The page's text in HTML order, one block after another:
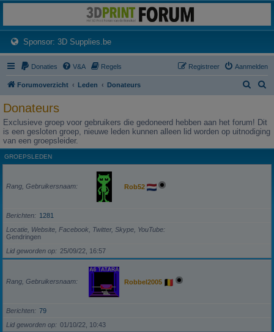
Het 3D print forum van de Benelux na de sluiting van 3dprintforum.nl
Sponsor: 3D Supplies.be(Opens a new tab)
Donaties V&A Regels Aanmelden
Registreer
Forumoverzicht Leden Donateurs
k
Donateurs
Exclusieve groep voor gebruikers die gedoneerd hebben aan het forum! Dit
is een gesloten groep, nieuwe leden kunnen alleen lid worden op uitnodiging
van een groepsleider.
GROEPSLEDEN
Rang, Gebruikersnaam Rob52
Berichten
1281
Locatie, Website, Facebook, Twitter, Skype, YouTube
Gendringen
Lid geworden op
25/09/22, 16:57
Rang, Gebruikersnaam Robbel2005
Berichten
79
Lid geworden op
01/10/22, 10:43